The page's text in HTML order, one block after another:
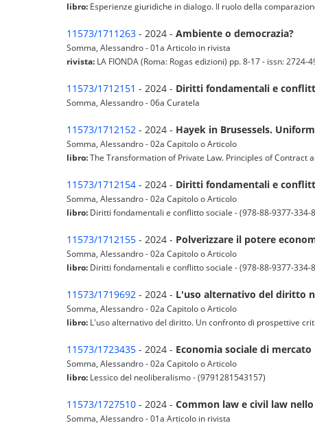
libro: Esperienze giuridiche in dialogo. Il ruolo della
11573/1711263 - 2024 - Ambiente o democrazia?
Somma, Alessandro - 01a Articolo in rivista
rivista: LA FIONDA (Roma: Rogas edizioni) pp. 8-17 - issn: 2724-
11573/1712151 - 2024 - Diritti fondamentali e
Somma, Alessandro - 06a Curatela
11573/1712152 - 2024 - Hayek in Brusessels.
Somma, Alessandro - 02a Capitolo o Articolo
libro:The Transformation of Private Law. Principles of Contract
11573/1712154 - 2024 - Diritti fondamentali e
Somma, Alessandro - 02a Capitolo o Articolo
libro: Diritti fondamentali e conflitto sociale - (978-88-9377-334-
11573/1712155 - 2024 - Polverizzare il potere
Somma, Alessandro - 02a Capitolo o Articolo
libro: Diritti fondamentali e conflitto sociale - (978-88-9377-334-
11573/1719692 - 2024 - L'uso alternativo del diritto
Somma, Alessandro - 02a Capitolo o Articolo
libro: L'uso alternativo del diritto. Un confronto di prospettive
11573/1723435 - 2024 - Economia sociale di mercato
Somma, Alessandro - 02a Capitolo o Articolo
libro: Lessico del neoliberalismo - (9791281543157)
11573/1727510 - 2024 - Common law e civil law
Somma, Alessandro - 01a Articolo in rivista